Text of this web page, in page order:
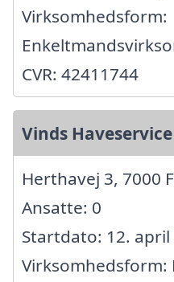
Virksomhedsform:
CVR: 42411744
Vinds Haveservice
Herthavej 3, 7000
Ansatte: 0
Startdato: 12. april
Virksomhedsform: